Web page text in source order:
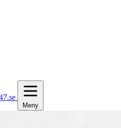
Meny